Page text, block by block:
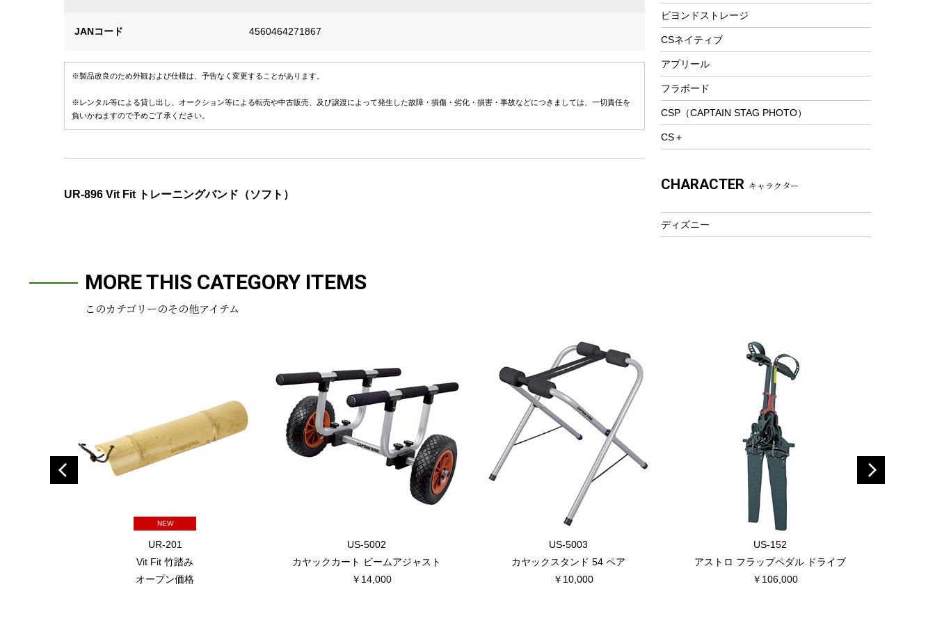
JANコード 4560464271867
※製品改良のため外観および仕様は、予告なく変更することがあります。
※レンタル等による貸し出し、オークション等による転売や中古販売、及び譲渡によって発生した故障・損傷・劣化・損害・事故などにつきましては、一切責任を
負いかねますので予めご了承ください。
UR-896 Vit Fit トレーニングバンド（ソフト）
ツール&アクセサリー
トレッキング
トレッキングステッキ
トレッキングアクセサリー
プレイグッズ
ウェルネス
フィットネス
アクセサリー
ビヨンドストレージ
CSネイティブ
アプリール
フラボード
CSP（CAPTAIN STAG PHOTO）
CS＋
CHARACTER キャラクター
ディズニー
MORE THIS CATEGORY ITEMS
このカテゴリーのその他アイテム
NEW
UR-201
Vit Fit 竹踏み
オープン価格
US-5002
カヤックカート ビームアジャスト
￥14,000
US-5003
カヤックスタンド 54 ペア
￥10,000
US-152
アストロ フラップペダル ドライブ
￥106,000